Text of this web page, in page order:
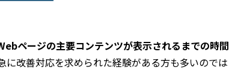
ページの主要コンテンツが表示されるまでの時間
に改善対応を求められた経験がある方も多いのでは